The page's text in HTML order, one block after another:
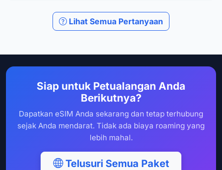
Lihat Semua Pertanyaan
Siap untuk Petualangan Anda
Berikutnya?
Dapatkan eSIM Anda sekarang dan tetap terhubung
sejak Anda mendarat. Tidak ada biaya roaming yang
lebih mahal.
Telusuri Semua Paket